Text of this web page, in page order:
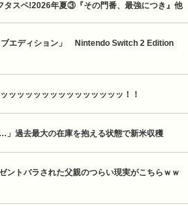
タスペ!2026年夏③『その門番、最強につき』他
ブエディション」　Nintendo Switch 2 Edition
ッッッッッッッッッッッッッッ！！
」過去最大の在庫を抱える状態で新米収穫
ントバラされた父親のつらい現実がこちらｗｗ